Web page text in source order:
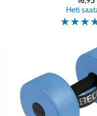
Heti
☆☆☆